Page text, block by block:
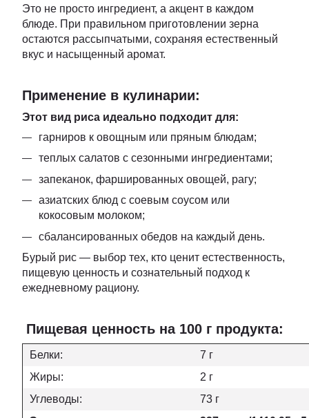
Это не просто ингредиент, а акцент в каждом
блюде. При правильном приготовлении зерна
остаются рассыпчатыми, сохраняя естественный
вкус и насыщенный аромат.
Применение в кулинарии:
Этот вид риса идеально подходит для:
гарниров к овощным или пряным блюдам;
теплых салатов с сезонными ингредиентами;
запеканок, фаршированных овощей, рагу;
азиатских блюд с соевым соусом или
кокосовым молоком;
сбалансированных обедов на каждый день.
Бурый рис — выбор тех, кто ценит естественность,
пищевую ценность и сознательный подход к
ежедневному рациону.
Пищевая ценность на 100 г продукта:
Белки:
7 г
Жиры:
2 г
Углеводы:
73 г